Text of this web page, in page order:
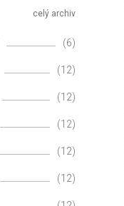
celý archiv
(6)
(12)
(12)
(12)
(12)
(12)